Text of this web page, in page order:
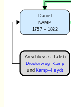
Daniel
KAMP
1757 – 1822
Anschluss s. Tafeln
Diesterweg–Kamp
undKamp–Heydt